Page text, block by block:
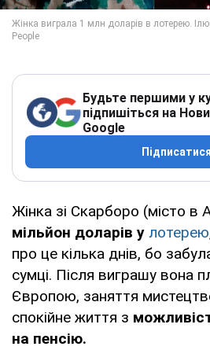
Будьте першими у
підпишіться на
Google
Підписатися
Жінка зі Скарборо (місто в
мільйон доларів у лотерею
про це кілька днів, бо
сумці. Після виграшу вона
Європою, заняття
спокійне життя з
на пенсію.